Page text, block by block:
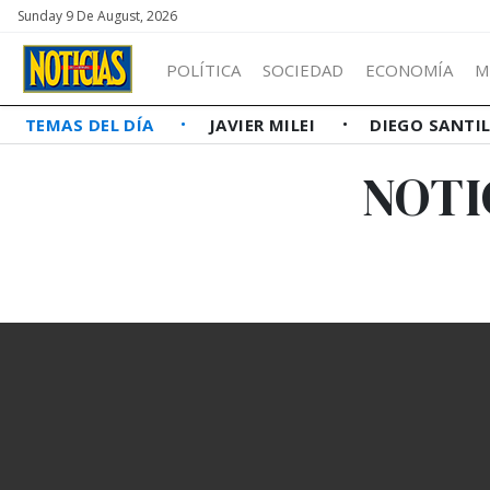
Sunday 9 De August, 2026
POLÍTICA SOCIEDAD ECONOMÍA
TEMAS DEL DÍA JAVIER MILEI DIEGO